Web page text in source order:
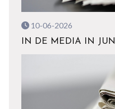
10-06-2026
IN DE MEDIA IN JUNI